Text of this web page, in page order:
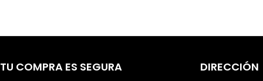
TU COMPRA ES SEGURA DIRECCIÓN